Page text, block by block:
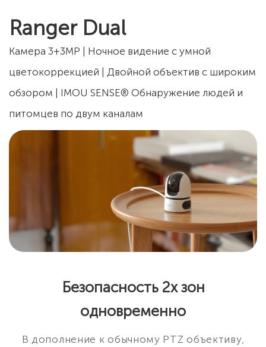
Ranger Dual
Камера 3+3MP | Ночное видение с умной
цветокоррекцией | Двойной объектив с широким
обзором | IMOU SENSE® Обнаружение людей и
питомцев по двум каналам
Безопасность 2х зон
одновременно
В дополнение к обычному PTZ объективу,